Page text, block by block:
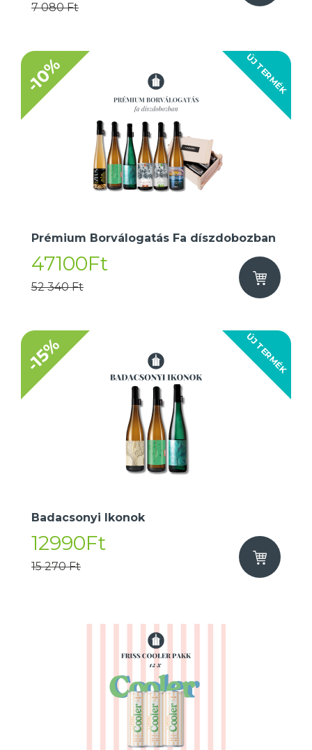
7 080 Ft
ÚJ TERMÉK
-10%
Prémium Borválogatás Fa díszdobozban
47100Ft
52 340 Ft
ÚJ TERMÉK
-15%
Badacsonyi Ikonok
12990Ft
15 270 Ft